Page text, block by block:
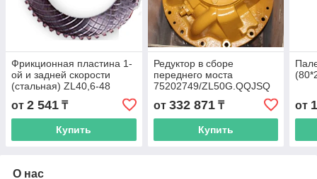
Фрикционная пластина 1-
ой и задней скорости
(стальная) ZL40,6-48
(1ком*8шт) на погрузчик
ZL50G, LW500F
от 2 541 ₸
Купить
Редуктор в сборе
переднего моста
75202749/ZL50G.QQJSQ
(8/37, 41 шлицов, 6
отверстий)
от 332 871₸
Купить
от
О нас